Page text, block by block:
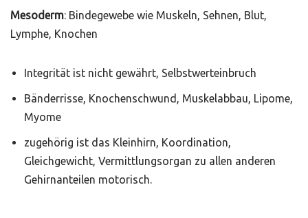
Mesoderm: Bindegewebe wie Muskeln, Sehnen, Blut,
Lymphe, Knochen
Integrität ist nicht gewährt, Selbstwerteinbruch
Bänderrisse, Knochenschwund, Muskelabbau, Lipome,
Myome
zugehörig ist das Kleinhirn, Koordination,
Gleichgewicht, Vermittlungsorgan zu allen anderen
Gehirnanteilen motorisch.